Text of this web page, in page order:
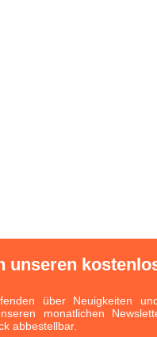
unseren
über Neuigkeiten
monatlichen
abbestellbar.